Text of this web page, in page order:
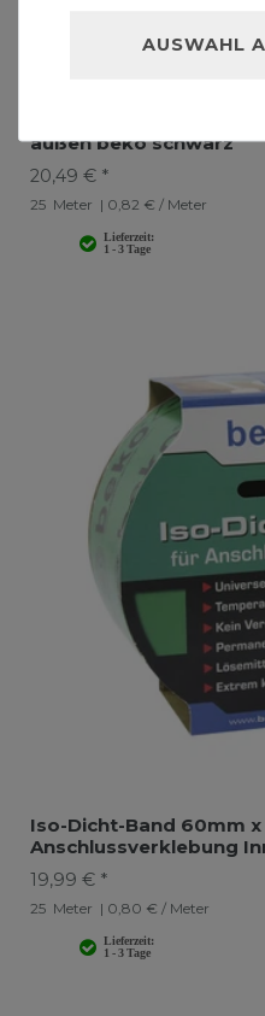
außen beko schwarz
20,49 € *
25 Meter | 0,82 € / Meter
Iso-Dicht-Band 60mm
Anschlussverklebung
19,99 € *
25 Meter | 0,80 € / Meter
AUSWAHL